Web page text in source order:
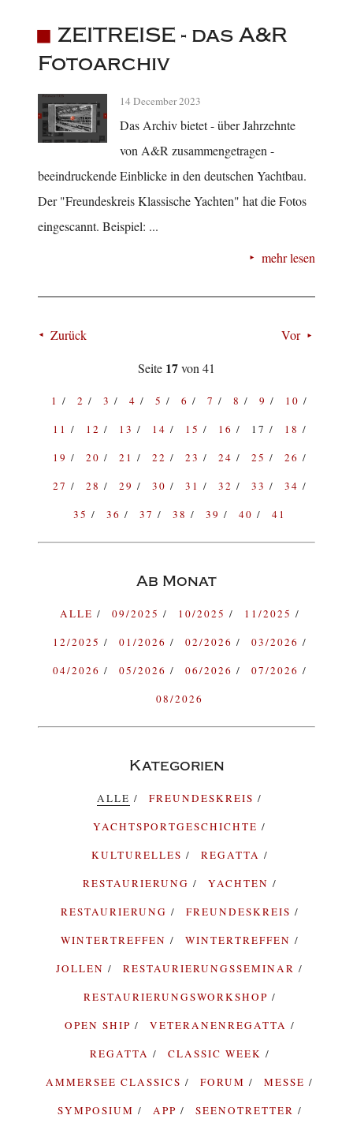
ZEITREISE - das A&R
Fotoarchiv
14 December 2023
Das Archiv bietet - über Jahrzehnte
von A&R zusammengetragen -
beeindruckende Einblicke in den deutschen Yachtbau.
Der "Freundeskreis Klassische Yachten" hat die Fotos
eingescannt. Beispiel: ...
mehr lesen
Zurück
Vor
Seite 17von 41
1 2 3 4 5 6 7 8 9
10
11
12 13 14 15 16 17
18
19
20 21 22 23 24 25
26
27
28 29 30 31 32 33
34
35
36 37 38 39 40 41
Ab Monat
ALLE 09/2025 10/2025
11/2025
12/2025
01/2026 02/2026
03/2026
04/2026
05/2026 06/2026
07/2026
08/2026
Kategorien
ALLE
FREUNDESKREIS
YACHTSPORTGESCHICHTE
KULTURELLES
REGATTA
RESTAURIERUNG
YACHTEN
RESTAURIERUNG
FREUNDESKREIS
WINTERTREFFEN
WINTERTREFFEN
JOLLEN
RESTAURIERUNGSSEMINAR
RESTAURIERUNGSWORKSHOP
OPEN SHIP
VETERANENREGATTA
REGATTA
CLASSIC WEEK
AMMERSEE CLASSICS
FORUM
MESSE
SYMPOSIUM
APP
SEENOTRETTER